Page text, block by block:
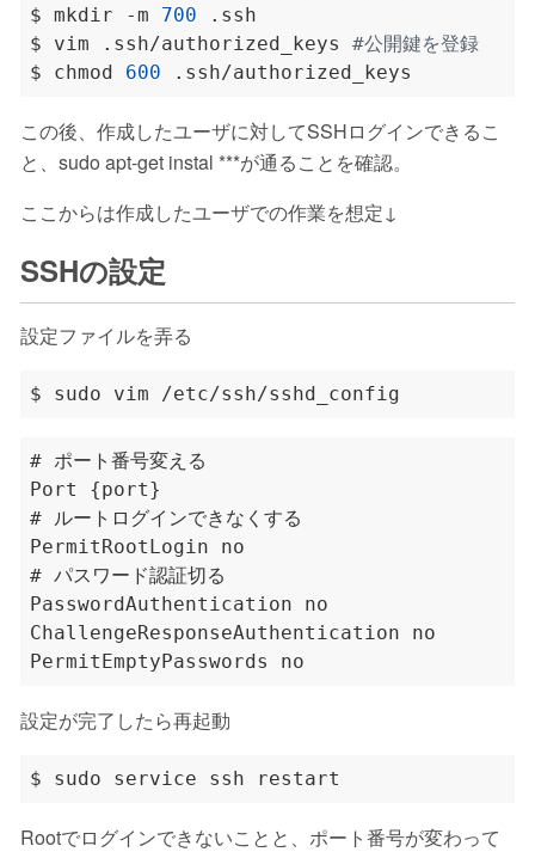
$ mkdir -m 700
$ vim .ssh/authorized_keys #公開鍵を登録
$ chmod 600
この後、作成したユーザに対してSSHログインできるこ
と、sudo apt-get instal ***が通ることを確認。
ここからは作成したユーザでの作業を想定↓
SSHの設定
設定ファイルを弄る
設定が完了したら再起動
Rootでログインできないことと、ポート番号が変わって